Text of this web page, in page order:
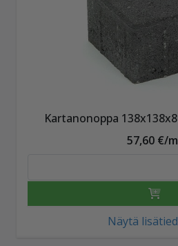
Kartanonoppa
57,60 €/
Näytä